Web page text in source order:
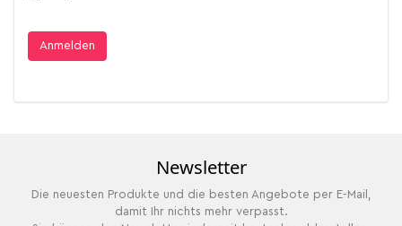
Anmelden
Newsletter
Die neuesten Produkte und die besten Angebote per E-Mail,
damit Ihr nichts mehr verpasst.